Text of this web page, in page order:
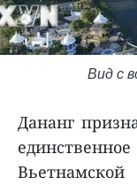
Вид с
Дананг